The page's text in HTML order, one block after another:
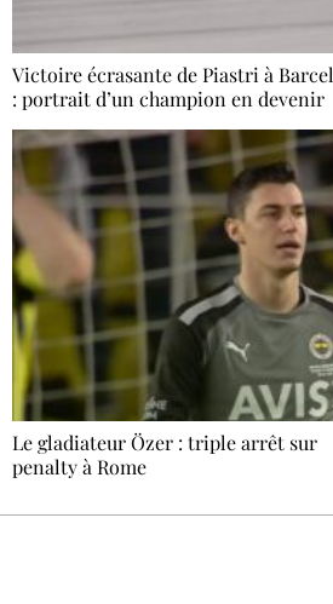
Victoire écrasante de Piastri à
: portrait d’un champion en devenir
Le gladiateur Özer : triple arrêt sur
penalty à Rome